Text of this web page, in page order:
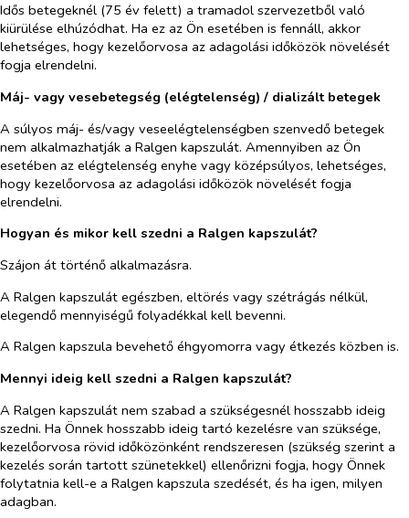
Idős betegeknél (75 év felett) a tramadol szervezetből való
kiürülése elhúzódhat. Ha ez az Ön esetében is fennáll, akkor
lehetséges, hogy kezelőorvosa az adagolási időközök növelését
fogja elrendelni.
Máj- vagy vesebetegség (elégtelenség) / dializált betegek
A súlyos máj- és/vagy veseelégtelenségben szenvedő betegek
nem alkalmazhatják a Ralgen kapszulát. Amennyiben az Ön
esetében az elégtelenség enyhe vagy középsúlyos, lehetséges,
hogy kezelőorvosa az adagolási időközök növelését fogja
elrendelni.
Hogyan és mikor kell szedni a Ralgen kapszulát?
Szájon át történő alkalmazásra.
A Ralgen kapszulát egészben, eltörés vagy szétrágás nélkül,
elegendő mennyiségű folyadékkal kell bevenni.
A Ralgen kapszula bevehető éhgyomorra vagy étkezés közben is.
Mennyi ideig kell szedni a Ralgen kapszulát?
A Ralgen kapszulát nem szabad a szükségesnél hosszabb ideig
szedni. Ha Önnek hosszabb ideig tartó kezelésre van szüksége,
kezelőorvosa rövid időközönként rendszeresen (szükség szerint a
kezelés során tartott szünetekkel) ellenőrizni fogja, hogy Önnek
folytatnia kell-e a Ralgen kapszula szedését, és ha igen, milyen
adagban.